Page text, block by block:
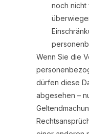
noch nicht
Wenn Sie die
dürfen diese
abgesehen –